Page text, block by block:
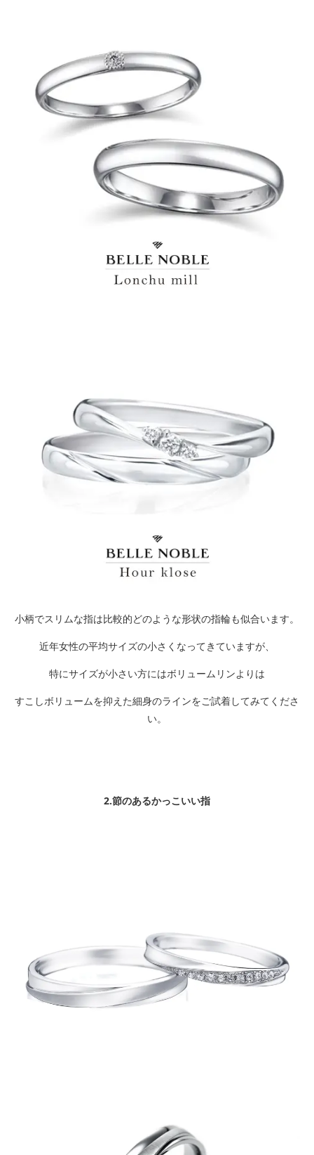
小柄でスリムな指は比較的どのような形状の指輪も似合います。
近年女性の平均サイズの小さくなってきていますが、
特にサイズが小さい方にはボリュームリンよりは
すこしボリュームを抑えた細身のラインをご試着してみてくださ
い。
2.節のあるかっこいい指